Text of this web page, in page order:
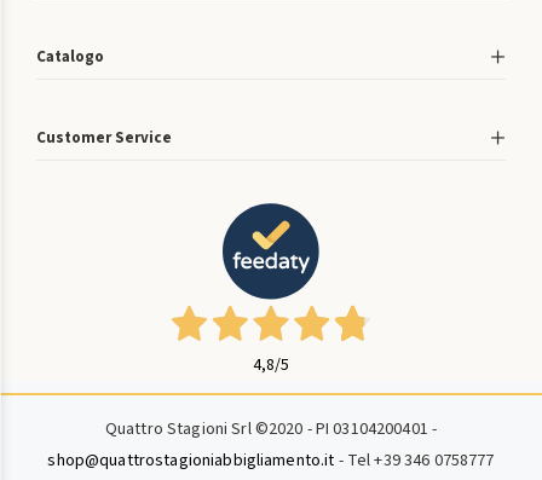
Catalogo
Customer Service
4,8/5
Quattro Stagioni Srl ©2020 - PI 03104200401 -
shop@quattrostagioniabbigliamento.it - Tel +39 346 0758777